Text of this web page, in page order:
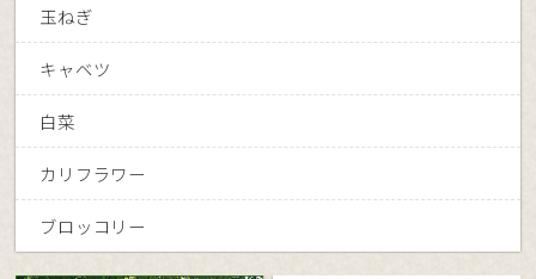
玉ねぎ
キャベツ
白菜
カリフラワー
ブロッコリー